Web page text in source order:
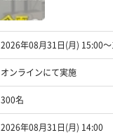
2026年08月31日(月) 15:00〜
オンラインにて実施
300名
2026年08月31日(月) 14:00